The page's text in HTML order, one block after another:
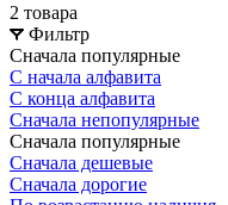
2 товара
Фильтр
Сначала популярные
С начала алфавита
С конца алфавита
Сначала непопулярные
Сначала популярные
Сначала дешевые
Сначала дорогие